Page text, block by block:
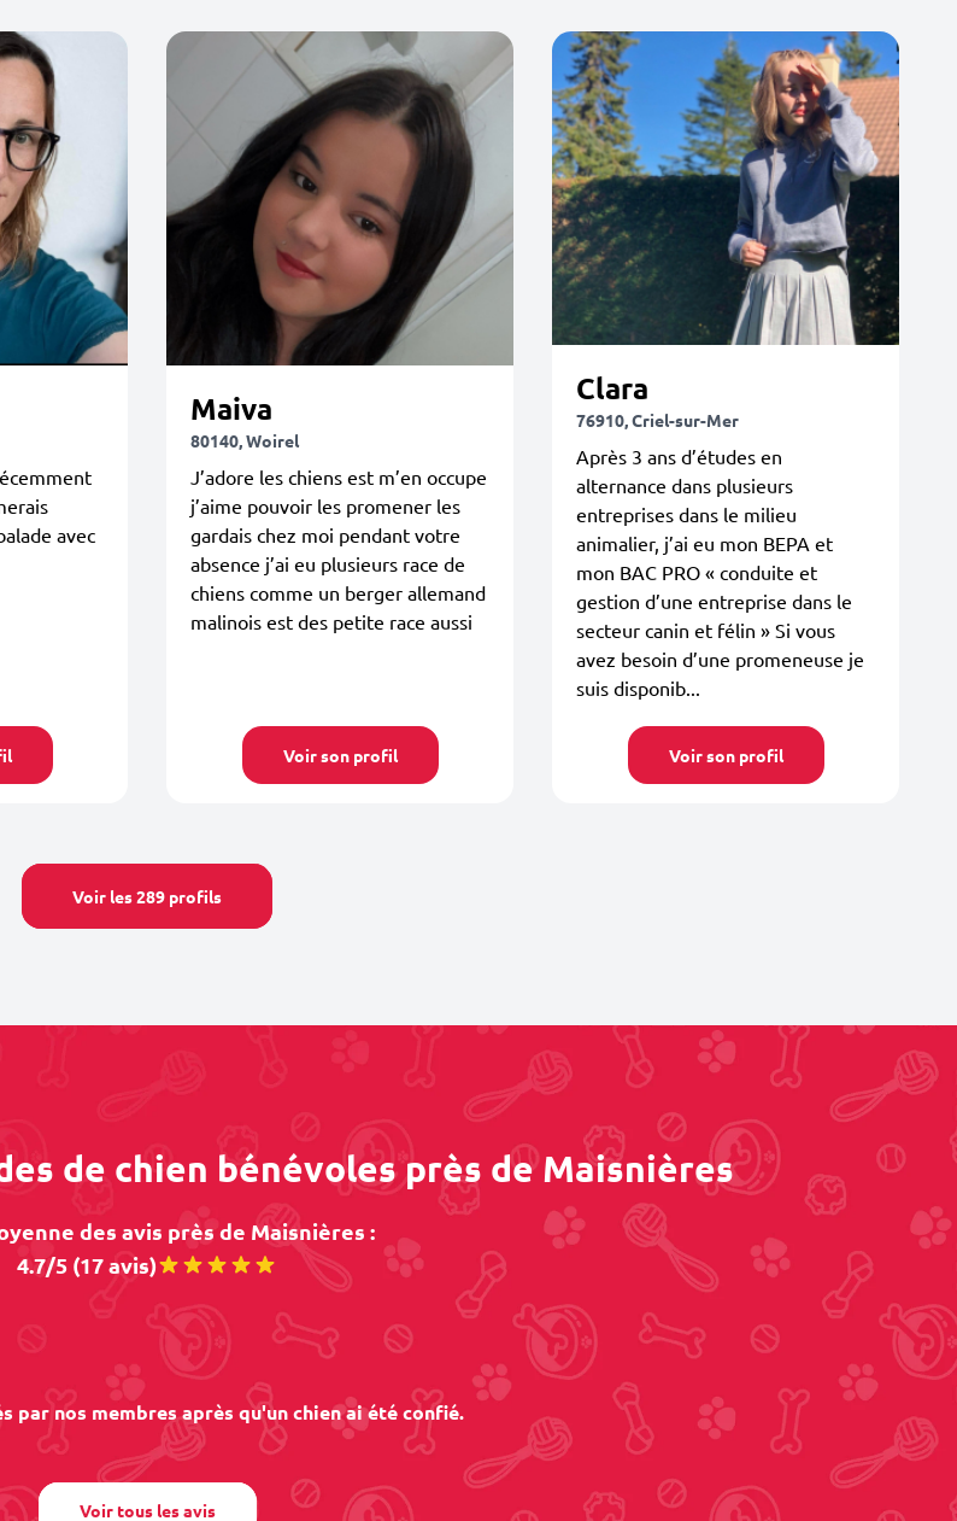
avec
Maiva
80140, Woirel
J’adore les chiens est m’en occupe
j’aime pouvoir les promener les
gardais chez moi pendant votre
absence j’ai eu plusieurs race de
chiens comme un berger allemand
malinois est des petite race aussi
Voir son profil
Clara
76910, Criel-sur-Mer
Après 3 ans d’études en
alternance dans plusieurs
entreprises dans le milieu
animalier, j’ai eu mon BEPA et
mon BAC PRO « conduite et
gestion d’une entreprise dans le
secteur canin et félin » Si vous
avez besoin d’une promeneuse je
suis disponib...
Voir son profil
Voir les 289 profils
de chien bénévoles près de Maisnières
des avis près de Maisnières :
4.7/5 (17 avis)
par nos membres après qu'un chien ai été confié.
Voir tous les avis